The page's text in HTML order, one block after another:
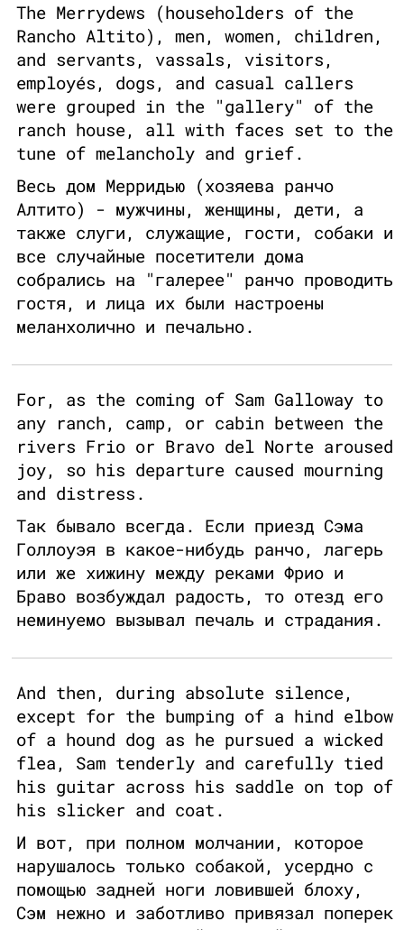
The Merrydews (householders of the
Rancho Altito), men, women, children,
and servants, vassals, visitors,
employés, dogs, and casual callers
were grouped in the "gallery" of the
ranch house, all with faces set to the
tune of melancholy and grief.
Весь дом Мерридью (хозяева ранчо
Алтито) - мужчины, женщины, дети, а
также слуги, служащие, гости, собаки и
все случайные посетители дома
собрались на "галерее" ранчо проводить
гостя, и лица их были настроены
меланхолично и печально.
For, as the coming of Sam Galloway to
any ranch, camp, or cabin between the
rivers Frio or Bravo del Norte aroused
joy, so his departure caused mourning
and distress.
Так бывало всегда. Если приезд Сэма
Голлоуэя в какое-нибудь ранчо, лагерь
или же хижину между реками Фрио и
Браво возбуждал радость, то отезд его
неминуемо вызывал печаль и страдания.
And then, during absolute silence,
except for the bumping of a hind elbow
of a hound dog as he pursued a wicked
flea, Sam tenderly and carefully tied
his guitar across his saddle on top of
his slicker and coat.
И вот, при полном молчании, которое
нарушалось только собакой, усердно с
помощью задней ноги ловившей блоху,
Сэм нежно и заботливо привязал поперек